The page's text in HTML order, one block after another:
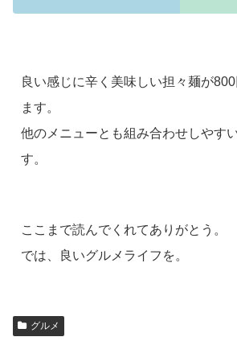
良い感じに辛く美味しい担々麺が
ます。
他のメニューとも組み合わせしやす
す。
ここまで読んでくれてありがとう。
では、良いグルメライフを。
グルメ